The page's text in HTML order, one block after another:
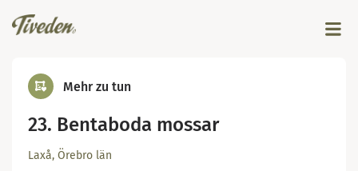
Mehr zu tun
23. Bentaboda mossar
Laxå, Örebro län